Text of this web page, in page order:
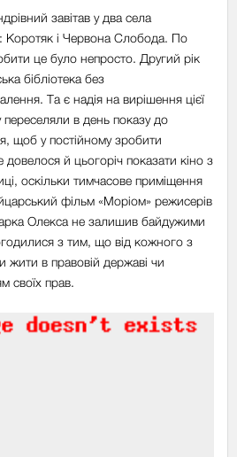
завітав у два села
Коротяк і Червона Слобода. По
це було непросто. Другий рік
бібліотека без
Та є надія на вирішення цієї
переселяли в день показу до
щоб у постійному зробити
й цьогоріч показати кіно з
оскільки тимчасове приміщення
фільм «Моріом» режисерів
Олекса не залишив байдужими
з тим, що від кожного з
в правовій державі чи
своїх прав.